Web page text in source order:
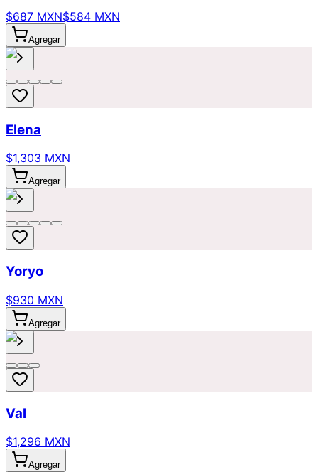
$687 MXN$584 MXN
Agregar
Elena
$1,303 MXN
Agregar
Yoryo
$930 MXN
Agregar
Val
$1,296 MXN
Agregar